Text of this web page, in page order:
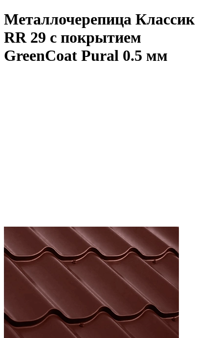
Металлочерепица Классик
RR 29 с покрытием
GreenCoat Pural 0.5 мм